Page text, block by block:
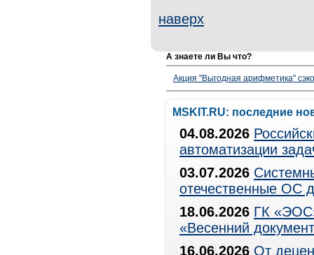
наверх
А знаете ли Вы что?
Акция "Выгодная арифметика"
MSKIT.RU: последние
04.08.2026
автоматизации
03.07.2026
отечественные ОС
18.06.2026 ГК
«Весенний
16.06.2026 От